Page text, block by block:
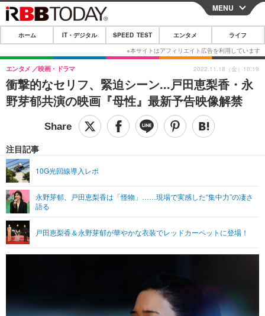
CLOSE
ホーム
IT・デジタル
IT・デジタルTOP スマートフォン
ショッピング その他
SPEED TEST
エンタメTOP 映画・ドラマ
ショッピング その他
ライフTOP
リリース一覧
プッシュ通知の停止方法
MENU
ホーム IT・デジタル SPEED TEST エンタメ ライフ
衝撃的なセリフ、緊迫シーン...戸田恵梨香・永
野芽郁共演の映画『母性』最新予告映像解禁
エンタメ 映画・ドラマ
注目記事
10G光回線導入レポ
永野芽郁、戸田恵梨香は「怪物」……現場で実感した“集中力”の凄さ
語る
戸田恵梨香＆永野芽郁が華やかな衣装でレッドカーペットに登場！
2022.11.18（金）10:19